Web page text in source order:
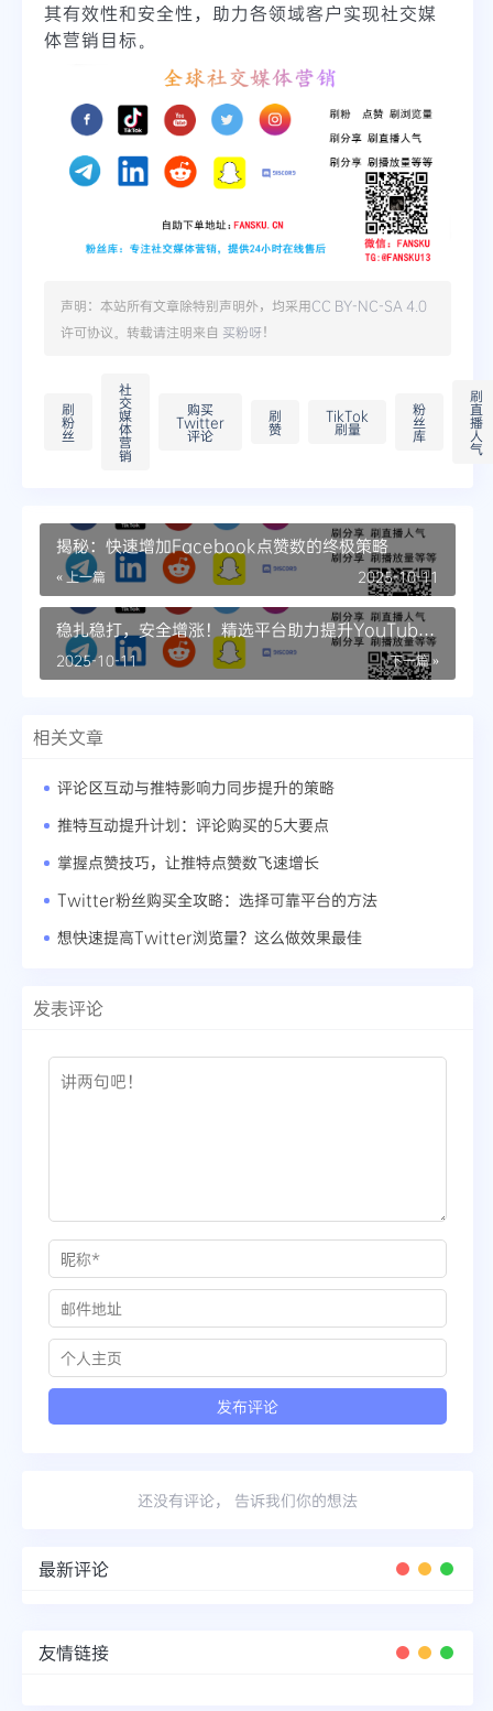
其有效性和安全性，助力各领域客户实现社交媒
体营销目标。
声明：本站所有文章除特别声明外，均采用CC BY-NC-SA 4.0
许可协议。转载请注明来自 买粉呀！
刷
粉
丝
社
交
媒
体
营
销
购买
Twitter
评论
刷
赞
TikTok
刷量
粉
丝
库
刷
直
播
人
气
揭秘：快速增加Facebook点赞数的终极策略
« 上一篇 2025-10-11
稳扎稳打，安全增涨！精选平台助力提升YouTube
浏览量
下一篇 »
2025-10-11
相关文章
评论区互动与推特影响力同步提升的策略
推特互动提升计划：评论购买的5大要点
掌握点赞技巧，让推特点赞数飞速增长
Twitter粉丝购买全攻略：选择可靠平台的方法
想快速提高Twitter浏览量？这么做效果最佳
发表评论
还没有评论， 告诉我们你的想法
最新评论
友情链接